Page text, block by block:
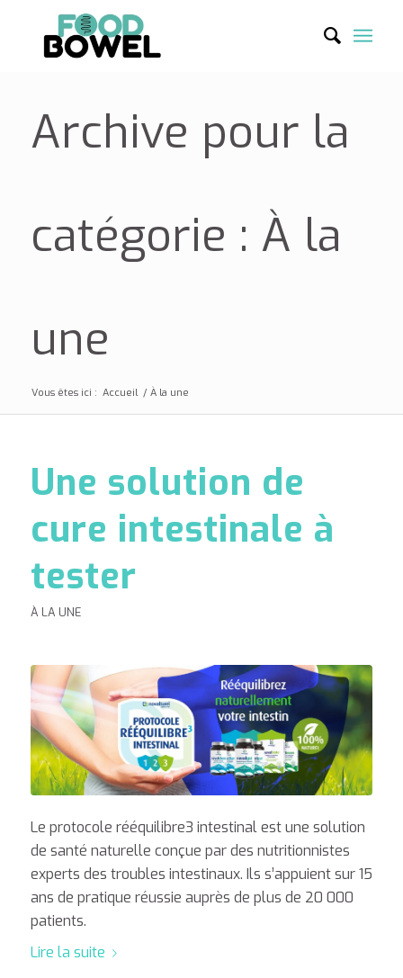
Archive pour la
catégorie : À la
une
Vous êtes ici : Accueil / À la une
Une solution de
cure intestinale à
tester
À LA UNE
Le protocole rééquilibre3 intestinal est une solution
de santé naturelle conçue par des nutritionnistes
experts des troubles intestinaux. Ils s’appuient sur 15
ans de pratique réussie auprès de plus de 20 000
patients.
Lire la suite